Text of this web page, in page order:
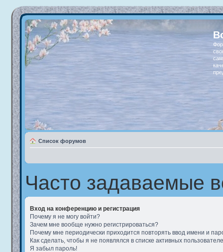
Список форумов
Часто задаваемые
Вход на конференцию и регистрация
Почему я не могу войти?
Зачем мне вообще нужно регистрироваться?
Почему мне периодически приходится повторять ввод имени и
Как сделать, чтобы я не появлялся в списке активных
Я забыл пароль!